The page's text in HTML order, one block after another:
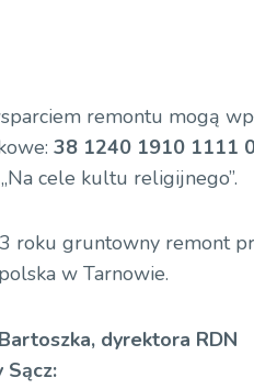
remontu mogą
38 1240 1910 1111
cele kultu religijnego”.
roku gruntowny remont
w Tarnowie.
dyrektora RDN
Sącz: